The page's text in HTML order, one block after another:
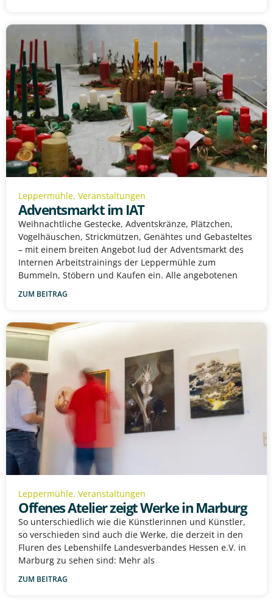
Leppermühle, Veranstaltungen
Adventsmarkt im IAT
Weihnachtliche Gestecke, Adventskränze, Plätzchen,
Vogelhäuschen, Strickmützen, Genähtes und Gebasteltes
– mit einem breiten Angebot lud der Adventsmarkt des
Internen Arbeitstrainings der Leppermühle zum
Bummeln, Stöbern und Kaufen ein. Alle angebotenen
ZUM BEITRAG
Leppermühle, Veranstaltungen
Offenes Atelier zeigt Werke in Marburg
So unterschiedlich wie die Künstlerinnen und Künstler,
so verschieden sind auch die Werke, die derzeit in den
Fluren des Lebenshilfe Landesverbandes Hessen e.V. in
Marburg zu sehen sind: Mehr als
ZUM BEITRAG